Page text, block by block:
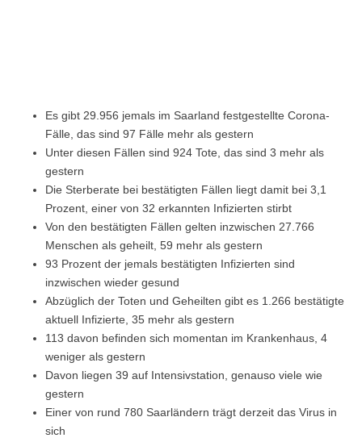
Es gibt 29.956 jemals im Saarland festgestellte Corona-
Fälle, das sind 97 Fälle mehr als gestern
Unter diesen Fällen sind 924 Tote, das sind 3 mehr als
gestern
Die Sterberate bei bestätigten Fällen liegt damit bei 3,1
Prozent, einer von 32 erkannten Infizierten stirbt
Von den bestätigten Fällen gelten inzwischen 27.766
Menschen als geheilt, 59 mehr als gestern
93 Prozent der jemals bestätigten Infizierten sind
inzwischen wieder gesund
Abzüglich der Toten und Geheilten gibt es 1.266 bestätigte
aktuell Infizierte, 35 mehr als gestern
113 davon befinden sich momentan im Krankenhaus, 4
weniger als gestern
Davon liegen 39 auf Intensivstation, genauso viele wie
gestern
Einer von rund 780 Saarländern trägt derzeit das Virus in
sich